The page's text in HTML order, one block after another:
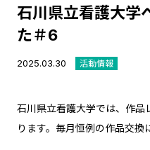
石川県立看護大学
た＃6
2025.03.30 活動情報
石川県立看護大学では、作品
ります。毎月恒例の作品交換